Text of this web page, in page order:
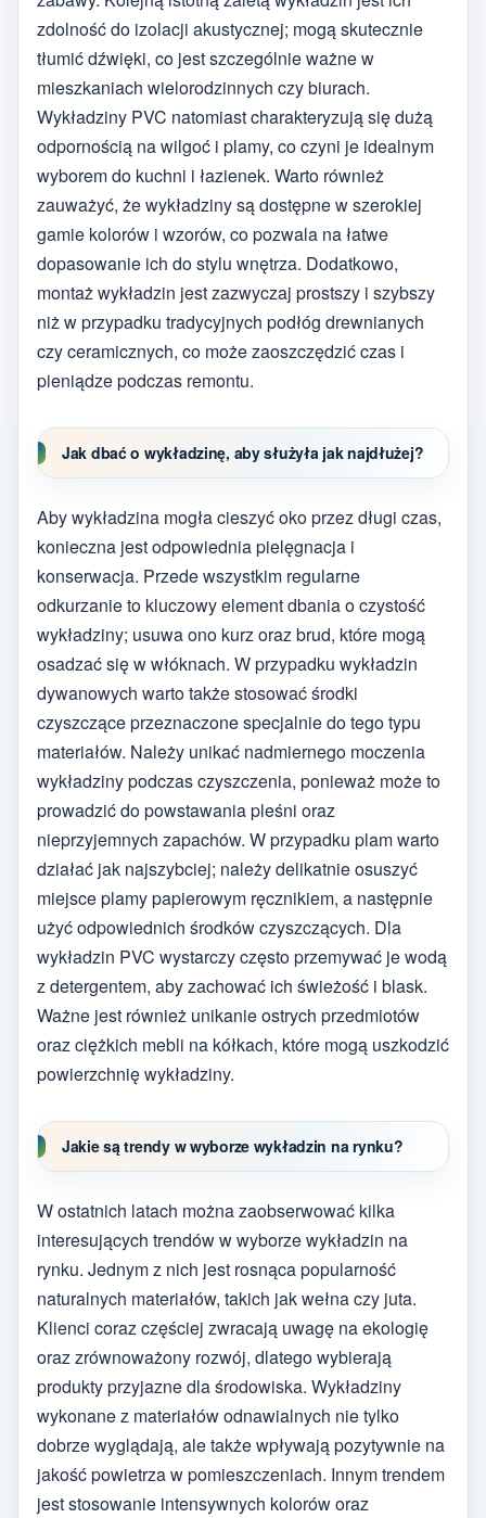
zdolność do izolacji akustycznej; mogą skutecznie
tłumić dźwięki, co jest szczególnie ważne w
mieszkaniach wielorodzinnych czy biurach.
Wykładziny PVC natomiast charakteryzują się dużą
odpornością na wilgoć i plamy, co czyni je idealnym
wyborem do kuchni i łazienek. Warto również
zauważyć, że wykładziny są dostępne w szerokiej
gamie kolorów i wzorów, co pozwala na łatwe
dopasowanie ich do stylu wnętrza. Dodatkowo,
montaż wykładzin jest zazwyczaj prostszy i szybszy
niż w przypadku tradycyjnych podłóg drewnianych
czy ceramicznych, co może zaoszczędzić czas i
pieniądze podczas remontu.
Jak dbać o wykładzinę, aby służyła jak najdłużej?
Aby wykładzina mogła cieszyć oko przez długi czas,
konieczna jest odpowiednia pielęgnacja i
konserwacja. Przede wszystkim regularne
odkurzanie to kluczowy element dbania o czystość
wykładziny; usuwa ono kurz oraz brud, które mogą
osadzać się w włóknach. W przypadku wykładzin
dywanowych warto także stosować środki
czyszczące przeznaczone specjalnie do tego typu
materiałów. Należy unikać nadmiernego moczenia
wykładziny podczas czyszczenia, ponieważ może to
prowadzić do powstawania pleśni oraz
nieprzyjemnych zapachów. W przypadku plam warto
działać jak najszybciej; należy delikatnie osuszyć
miejsce plamy papierowym ręcznikiem, a następnie
użyć odpowiednich środków czyszczących. Dla
wykładzin PVC wystarczy często przemywać je wodą
z detergentem, aby zachować ich świeżość i blask.
Ważne jest również unikanie ostrych przedmiotów
oraz ciężkich mebli na kółkach, które mogą uszkodzić
powierzchnię wykładziny.
Jakie są trendy w wyborze wykładzin na rynku?
W ostatnich latach można zaobserwować kilka
interesujących trendów w wyborze wykładzin na
rynku. Jednym z nich jest rosnąca popularność
naturalnych materiałów, takich jak wełna czy juta.
Klienci coraz częściej zwracają uwagę na ekologię
oraz zrównoważony rozwój, dlatego wybierają
produkty przyjazne dla środowiska. Wykładziny
wykonane z materiałów odnawialnych nie tylko
dobrze wyglądają, ale także wpływają pozytywnie na
jakość powietrza w pomieszczeniach. Innym trendem
jest stosowanie intensywnych kolorów oraz